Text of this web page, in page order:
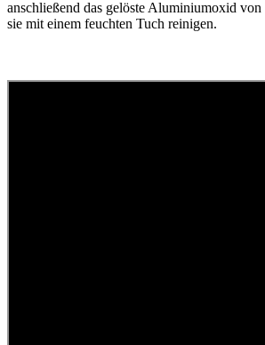
anschließend das gelöste Aluminiumoxid
sie mit einem feuchten Tuch reinigen.